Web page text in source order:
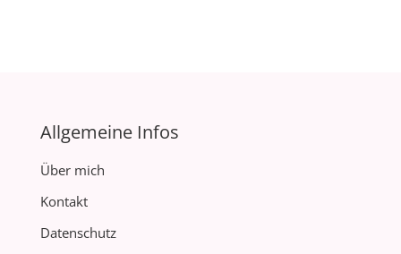
Allgemeine Infos
Über mich
Kontakt
Datenschutz